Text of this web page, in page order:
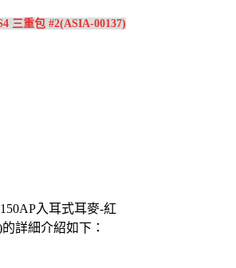
三重包 #2(ASIA-00137)
入耳式耳麥-紅
詳細介紹如下：